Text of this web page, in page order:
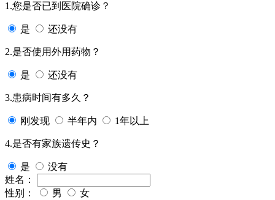
1.您是否已到医院确诊？
是 还没有
2.是否使用外用药物？
是 还没有
3.患病时间有多久？
刚发现 半年内 1年以上
4.是否有家族遗传史？
是
没有
姓名：
性别：
男
女